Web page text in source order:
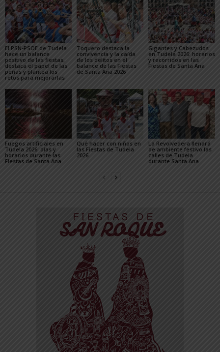
El PSN-PSOE de Tudela
hace un balance
positivo de las fiestas,
destaca el papel de las
peñas y plantea los
retos para mejorarlas
Toquero destaca la
convivencia y la caída
de los delitos en el
balance de las Fiestas
de Santa Ana 2026
Gigantes y Cabezudos
en Tudela 2026: horarios
y recorridos en las
Fiestas de Santa Ana
Fuegos artificiales en
Tudela 2026: días y
horarios durante las
Fiestas de Santa Ana
Qué hacer con niños en
las Fiestas de Tudela
2026
La Revolvedera llenará
de ambiente festivo las
calles de Tudela
durante Santa Ana